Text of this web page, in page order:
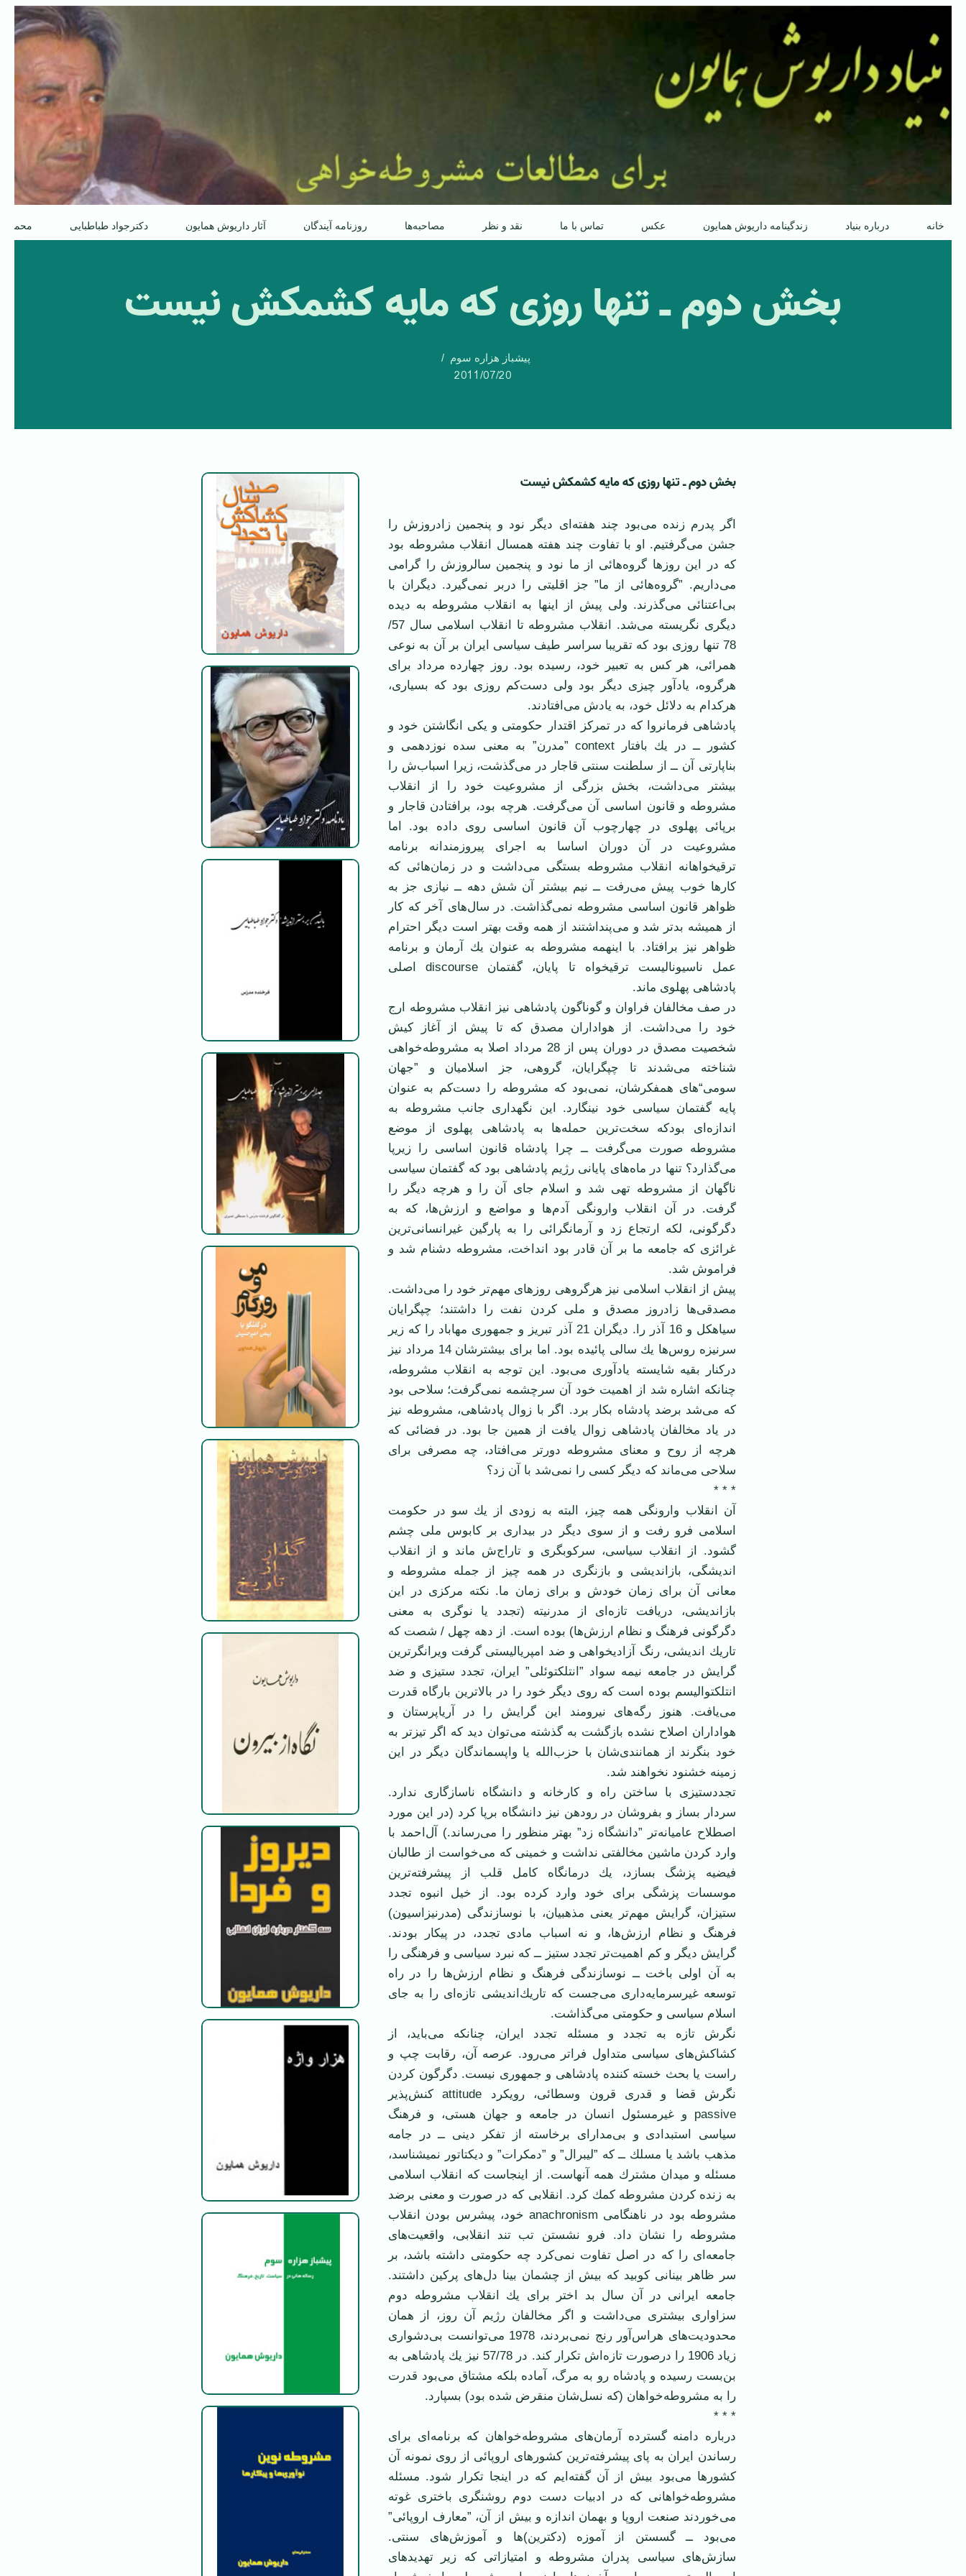
پرش
محتوا
خانه درباره بنیاد زندگینامه داریوش همایون عکس تماس با ما نقد و نظر مصاحبه‌ها روزنامه آیندگان آثار داریوش همایون دکترجواد طباطبایی
بخش دوم ـ تنها روزی كه مایه كشمكش نیست
پیشباز هزاره سوم
2011/07/20
بخش دوم ـ تنها روزی كه مایه كشمكش نیست
اگر پدرم زنده می‌بود چند هفته‌ای دیگر نود و پنجمین زادروز‌ش را
جشن می‌گرفتیم. او با تفاوت چند هفته همسال انقلاب مشروطه بود
كه در این روزها گروه‌هائی از ما نود و پنجمین سالروزش را گرامی
می‌داریم. ”گروه‌هائی از ما” جز اقلیتی را دربر نمی‌گیرد. دیگران با
بی‌اعتنائی می‌گذرند. ولی پیش از اینها به انقلاب مشروطه به دیده
دیگری نگریسته می‌شد. انقلاب مشروطه تا انقلاب اسلامی سال 57/
78 تنها روزی بود كه تقریبا سراسر طیف سیاسی ایران بر آن به نوعی
همرائی، هر كس به تعبیر خود، رسیده بود. روز چهارده مرداد برای
هرگروه، یادآور چیزی دیگر بود ولی دست‌كم روزی بود كه بسیاری،
هركدام به دلائل خود، به یاد‌ش می‌افتادند.
پادشاهی فرمانروا كه در تمركز اقتدار حكومتی و یكی انگاشتن خود و
كشور ــ در یك بافتار context ”مدرن” به معنی سده نوزدهمی و
بناپارتی آن ــ از سلطنت سنتی قاجار در می‌گذشت، زیرا اسباب‌ش را
بیشتر می‌داشت، بخش بزرگی از مشروعیت خود را از انقلاب
مشروطه و قانون اساسی آن می‌گرفت. هرچه بود، برافتادن قاجار و
برپائی پهلوی در چهار‌چوب آن قانون اساسی روی داده بود. اما
مشروعیت در آن دوران اساسا به اجرای پیروزمندانه برنامه
ترقیخواهانه انقلاب مشروطه بستگی می‌داشت و در زمان‌هائی كه
كارها خوب پیش می‌رفت ــ نیم بیشتر آن شش دهه ــ نیازی جز به
ظواهر قانون اساسی مشروطه نمی‌گذاشت. در سال‌های آخر كه كار
از همیشه بدتر شد و می‌پنداشتند از همه وقت بهتر است دیگر احترام
ظواهر نیز برافتاد. با اینهمه مشروطه به عنوان یك آرمان و برنامه
عمل ناسیونالیست ترقیخواه تا پایان، گفتمان discourse اصلی
پادشاهی پهلوی ماند.
در صف مخالفان فراوان و گوناگون پادشاهی نیز انقلاب مشروطه ارج
خود را می‌داشت. از هواداران مصدق كه تا پیش از آغاز كیش
شخصیت مصدق در دوران پس از 28 مرداد اصلا به مشروطه‌خواهی
شناخته می‌شدند تا چپگرایان، گروهی، جز اسلامیان و ”جهان
سومی“های همفكرشان، نمی‌بود كه مشروطه را دست‌كم به عنوان
پایه گفتمان سیاسی خود نینگارد. این نگهداری جانب مشروطه به
اندازه‌ای بودكه سخت‌ترین حمله‌ها به پادشاهی پهلوی از موضع
مشروطه صورت می‌گرفت ــ چرا پادشاه قانون اساسی را زیرپا
می‌گذارد؟ تنها در ماه‌های پایانی رژیم پادشاهی بود كه گفتمان سیاسی
ناگهان از مشروطه تهی شد و اسلام جای آن را و هرچه دیگر را
گرفت. در آن انقلاب وارونگی آدم‌ها و مواضع و ارزش‌ها، كه به
دگرگونی، لكه ارتجاع زد و آرمانگرائی را به پارگین غیرانسانی‌ترین
غرائزی كه جامعه ما بر آن قادر بود انداخت، مشروطه دشنام شد و
فراموش شد.
پیش از انقلاب اسلامی نیز هرگروهی روزهای مهم‌تر خود را می‌داشت.
مصدقی‌ها زادروز مصدق و ملی کردن نفت را داشتند؛ چپگرایان
سیاهكل و 16 آذر را. دیگران 21 آذر تبریز و جمهوری مهاباد را كه زیر
سرنیزه روس‌ها یك سالی پائیده بود. اما برای بیشترشان 14 مرداد نیز
دركنار بقیه شایسته یادآوری می‌بود. این توجه به انقلاب مشروطه،
چنانكه اشاره شد از اهمیت خود آن سرچشمه نمی‌گرفت؛ سلاحی بود
كه می‌شد برضد پادشاه بكار برد. اگر با زوال پادشاهی، مشروطه نیز
در یاد مخالفان پادشاهی زوال یافت از همین جا بود. در فضائی كه
هرچه از روح و معنای مشروطه دورتر می‌افتاد، چه مصرفی برای
سلاحی می‌ماند كه دیگر كسی را نمی‌شد با آن زد؟
* * *
آن انقلاب وارونگی همه چیز، البته به زودی از یك سو در حكومت
اسلامی فرو رفت و از سوی دیگر در بیداری بر كابوس ملی چشم
گشود. از انقلاب سیاسی، سركوبگری و تاراج‌ش ماند و از انقلاب
اندیشگی، بازاندیشی و بازنگری در همه چیز از جمله مشروطه و
معانی آن برای زمان خودش و برای زمان ما. نكته مركزی در این
بازاندیشی، دریافت تازه‌ای از مدرنیته (تجدد یا نوگری به معنی
دگرگونی فرهنگ و نظام ارزش‌ها) بوده است. از دهه چهل / شصت كه
تاریك اندیشی، رنگ آزادیخواهی و ضد امپریالیستی گرفت ویرانگر‌ترین
گرایش در جامعه نیمه سواد ”انتلكتوئلی” ایران، تجدد ستیزی و ضد
انتلكتوالیسم بوده است كه روی دیگر خود را در بالاترین بارگاه قدرت
می‌یافت. هنوز رگه‌های نیرومند این گرایش را در آریاپرستان و
هواداران اصلاح نشده بازگشت به گذشته می‌توان دید كه اگر تیزتر به
خود بنگرند از همانندی‌شان با حزب‌الله یا واپسماندگان دیگر در این
زمینه خشنود نخواهند شد.
تجددستیزی با ساختن راه و كارخانه و دانشگاه ناسازگاری ندارد.
سردار بساز و بفروشان در رودهن نیز دانشگاه برپا كرد (در این مورد
اصطلاح عامیانه‌تر ”دانشگاه زد” بهتر منظور را می‌رساند.) آل‌احمد با
وارد كردن ماشین مخالفتی نداشت و خمینی كه می‌خواست از طالبان
فیضیه پزشگ بسازد، یك درمانگاه كامل قلب از پیشرفته‌ترین
موسسات پزشگی برای خود وارد كرده بود. از خیل انبوه تجدد
ستیزان، گرایش مهم‌تر یعنی مذهبیان، با نوسازندگی (مدرنیزاسیون)
فرهنگ و نظام ارزش‌ها، و نه اسباب مادی تجدد، در پیكار بودند.
گرایش دیگر و كم اهمیت‌تر تجدد ستیز ــ كه نبرد سیاسی و فرهنگی را
به آن اولی باخت ــ نوسازندگی فرهنگ و نظام ارزش‌ها را در راه
توسعه غیر‌سرمایه‌داری می‌جست كه تاریك‌اندیشی تازه‌ای را به جای
اسلام سیاسی و حكومتی می‌گذاشت.
نگرش تازه به تجدد و مسئله تجدد ایران، چنانكه می‌باید، از
كشاكش‌های سیاسی متداول فراتر می‌رود. عرصه آن، رقابت چپ و
راست یا بحث خسته كننده پادشاهی و جمهوری نیست. دگرگون كردن
نگرش قضا و قدری قرون وسطائی، رویكرد attitude كنش‌پذیر
passive و غیرمسئول انسان در جامعه و جهان هستی، و فرهنگ
سیاسی استبدادی و بی‌مدارای برخاسته از تفكر دینی ــ در جامه
مذهب باشد یا مسلك ــ كه ”لیبرال” و ”دمكرات” و دیكتاتور نمیشناسد،
مسئله و میدان مشترك همه آنهاست. از اینجاست كه انقلاب اسلامی
به زنده كردن مشروطه كمك كرد. انقلابی كه در صورت و معنی برضد
مشروطه بود در ناهنگامی anachronism خود، پیشرس بودن انقلاب
مشروطه را نشان داد. فرو نشستن تب تند انقلابی، واقعیت‌های
جامعه‌ای را كه در اصل تفاوت نمی‌كرد چه حكومتی داشته باشد، بر
سر ظاهر بینانی كوبید كه بیش از چشمان بینا دل‌های پركین داشتند.
جامعه ایرانی در آن سال بد اختر برای یك انقلاب مشروطه دوم
سزاواری بیشتری می‌داشت و اگر مخالفان رژیم آن روز، از همان
محدودیت‌های هراس‌آور رنج نمی‌بردند، 1978 می‌توانست بی‌دشواری
زیاد 1906 را درصورت تازه‌اش تكرار كند. در 57/78 نیز یك پادشاهی به
بن‌بست رسیده و پادشاه رو به مرگ، آماده بلكه مشتاق می‌بود قدرت
را به مشروطه‌خواهان (كه نسل‌شان منقرض شده بود) بسپارد.
* * *
درباره دامنه گسترده آرمان‌های مشروطه‌خواهان كه برنامه‌ای برای
رساندن ایران به پای پیشرفته‌ترین كشورهای اروپائی از روی نمونه آن
كشورها می‌بود بیش از آن گفته‌ایم كه در اینجا تكرار شود. مسئله
مشروطه‌خواهانی كه در ادبیات دست دوم روشنگری باختری غوته
می‌خوردند صنعت اروپا و بهمان اندازه و بیش از آن، ”معارف اروپائی”
می‌بود ــ گسستن از آموزه (دكترین)‌ها و آموزش‌های سنتی.
سازش‌های سیاسی پدران مشروطه و امتیازاتی كه زیر تهدیدهای